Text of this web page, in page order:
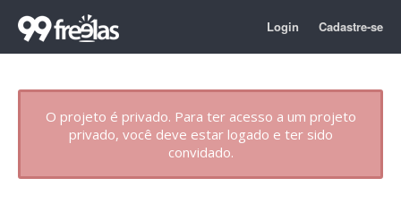
Login Cadastre-se
O projeto é privado. Para ter acesso a um projeto
privado, você deve estar logado e ter sido
convidado.